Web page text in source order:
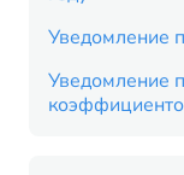
Уведомление